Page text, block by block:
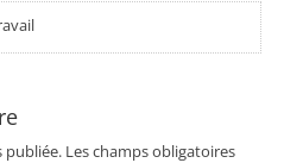
publiée. Les champs obligatoires